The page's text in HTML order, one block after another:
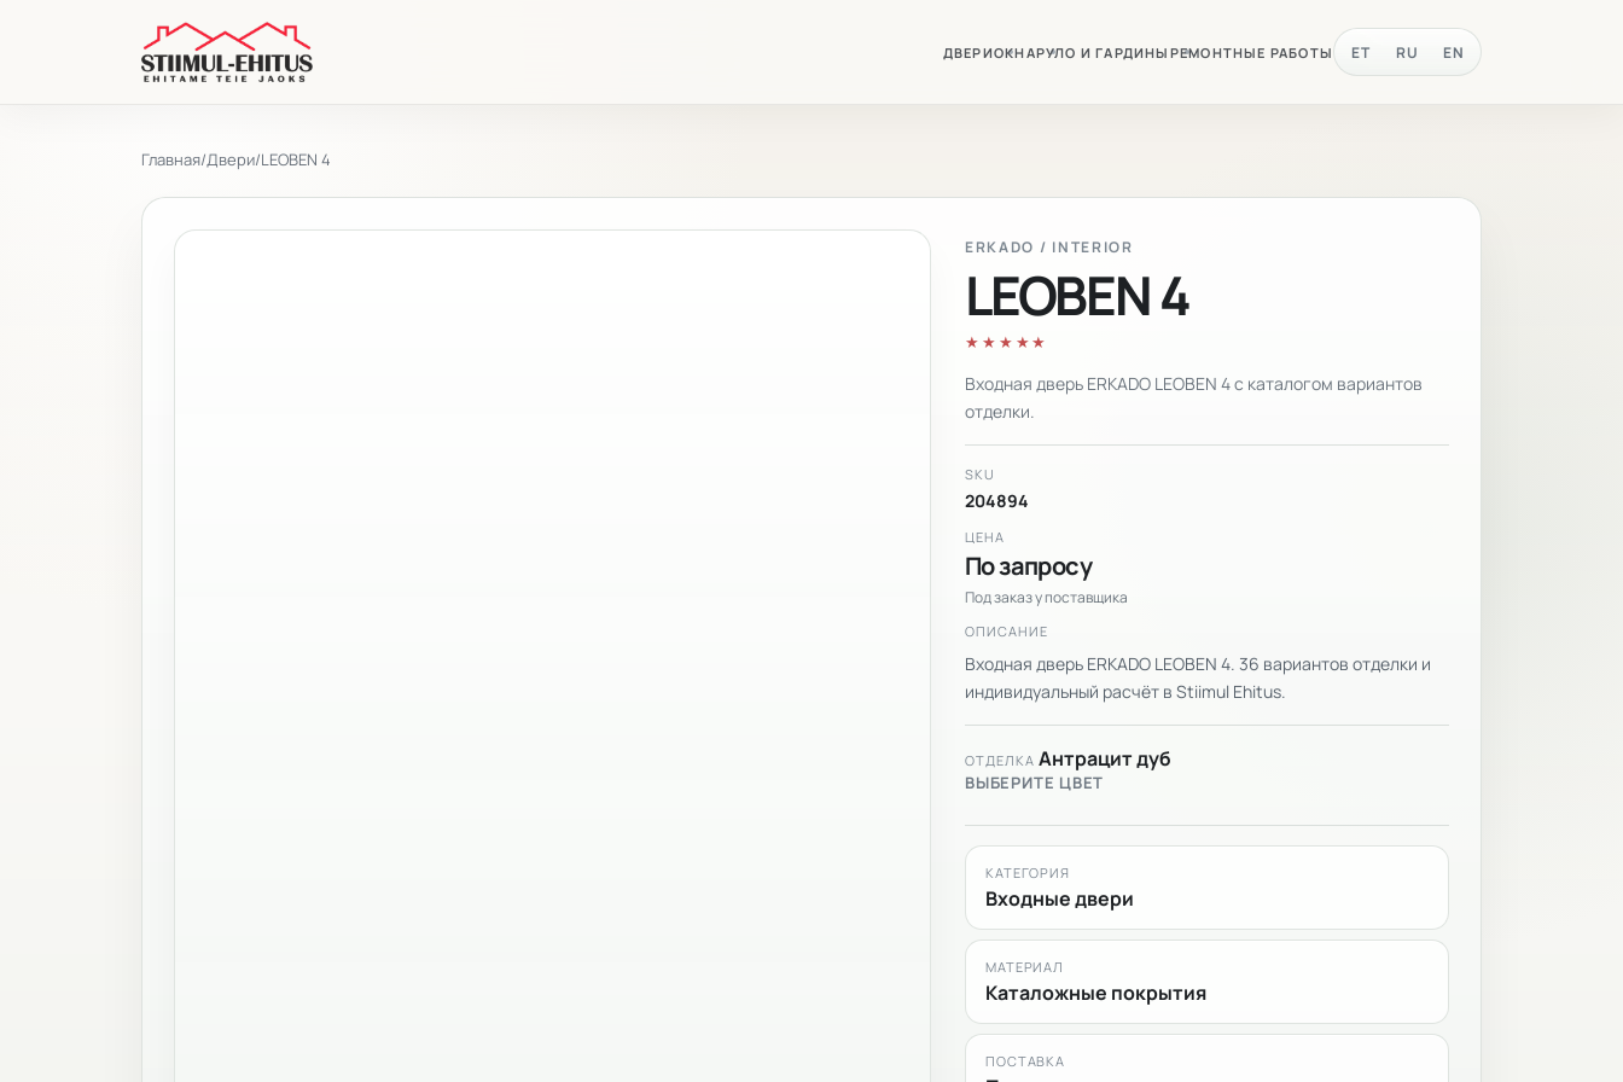
ДВЕРИОКНАРУЛО И ГАРДИНЫ РЕМОНТНЫЕ РАБОТЫ ET RU EN
Главная/Двери/LEOBEN 4
ERKADO / INTERIOR
LEOBEN 4
★★★★★
Входная дверь ERKADO LEOBEN 4 с каталогом вариантов
отделки.
SKU
204894
ЦЕНА
По запросу
Под заказ у поставщика
ОПИСАНИЕ
Входная дверь ERKADO LEOBEN 4. 36 вариантов отделки и
индивидуальный расчёт в Stiimul Ehitus.
ОТДЕЛКА Антрацит дуб
ВЫБЕРИТЕ ЦВЕТ
КАТЕГОРИЯ
Входные двери
МАТЕРИАЛ
Каталожные покрытия
ПОСТАВКА